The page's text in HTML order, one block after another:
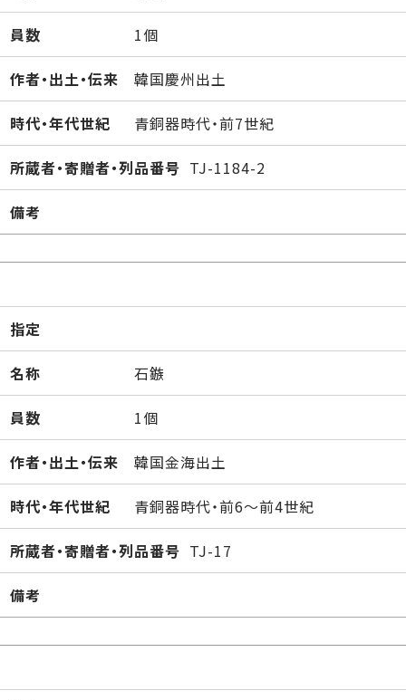
員数 1個
作者・出土・伝来 韓国慶州出土
時代・年代世紀 青銅器時代・前7世紀
所蔵者・寄贈者・列品番号 TJ-1184-2
備考
指定
名称 石鏃
員数 1個
作者・出土・伝来 韓国金海出土
時代・年代世紀 青銅器時代・前6～前4世紀
所蔵者・寄贈者・列品番号 TJ-17
備考